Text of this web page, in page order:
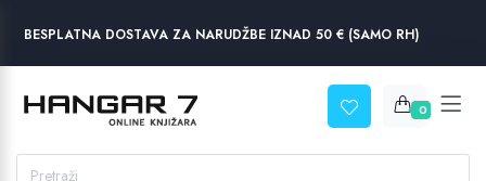
BESPLATNA DOSTAVA ZA NARUDŽBE IZNAD 50 € (SAMO RH)
0